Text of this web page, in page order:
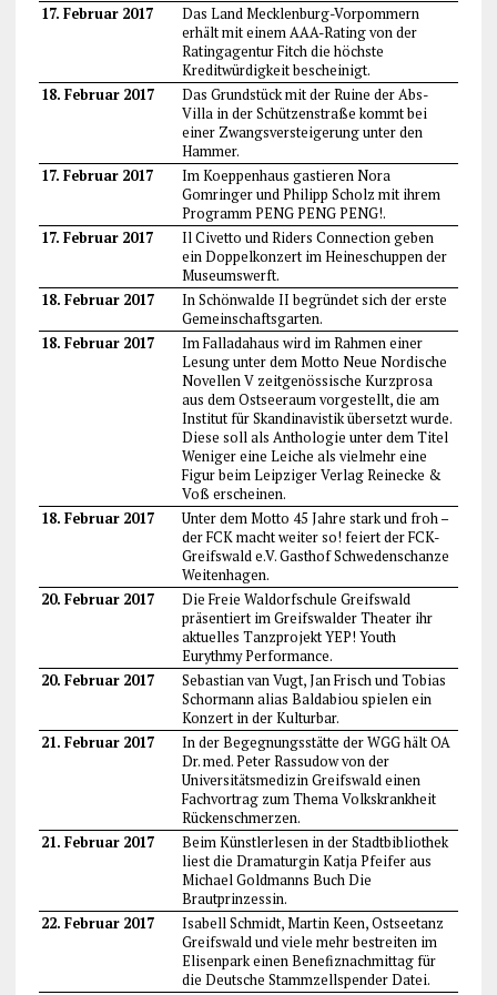
17. Februar 2017
Das Land Mecklenburg-Vorpommern
erhält mit einem AAA-Rating von der
Ratingagentur Fitch die höchste
Kreditwürdigkeit bescheinigt.
18. Februar 2017
Das Grundstück mit der Ruine der Abs-
Villa in der Schützenstraße kommt bei
einer Zwangsversteigerung unter den
Hammer.
17. Februar 2017
Im Koeppenhaus gastieren Nora
Gomringer und Philipp Scholz mit ihrem
Programm PENG PENG PENG!.
17. Februar 2017
Il Civetto und Riders Connection geben
ein Doppelkonzert im Heineschuppen der
Museumswerft.
18. Februar 2017
In Schönwalde II begründet sich der erste
Gemeinschaftsgarten.
18. Februar 2017
Im Falladahaus wird im Rahmen einer
Lesung unter dem Motto Neue Nordische
Novellen V zeitgenössische Kurzprosa
aus dem Ostseeraum vorgestellt, die am
Institut für Skandinavistik übersetzt wurde.
Diese soll als Anthologie unter dem Titel
Weniger eine Leiche als vielmehr eine
Figur beim Leipziger Verlag Reinecke &
Voß erscheinen.
18. Februar 2017
Unter dem Motto 45 Jahre stark und froh –
der FCK macht weiter so! feiert der FCK-
Greifswald e.V. Gasthof Schwedenschanze
Weitenhagen.
20. Februar 2017
Die Freie Waldorfschule Greifswald
präsentiert im Greifswalder Theater ihr
aktuelles Tanzprojekt YEP! Youth
Eurythmy Performance.
20. Februar 2017
Sebastian van Vugt, Jan Frisch und Tobias
Schormann alias Baldabiou spielen ein
Konzert in der Kulturbar.
21. Februar 2017
In der Begegnungsstätte der WGG hält OA
Dr. med. Peter Rassudow von der
Universitätsmedizin Greifswald einen
Fachvortrag zum Thema Volkskrankheit
Rückenschmerzen.
21. Februar 2017
Beim Künstlerlesen in der Stadtbibliothek
liest die Dramaturgin Katja Pfeifer aus
Michael Goldmanns Buch Die
Brautprinzessin.
22. Februar 2017
Isabell Schmidt, Martin Keen, Ostseetanz
Greifswald und viele mehr bestreiten im
Elisenpark einen Benefiznachmittag für
die Deutsche Stammzellspender Datei.